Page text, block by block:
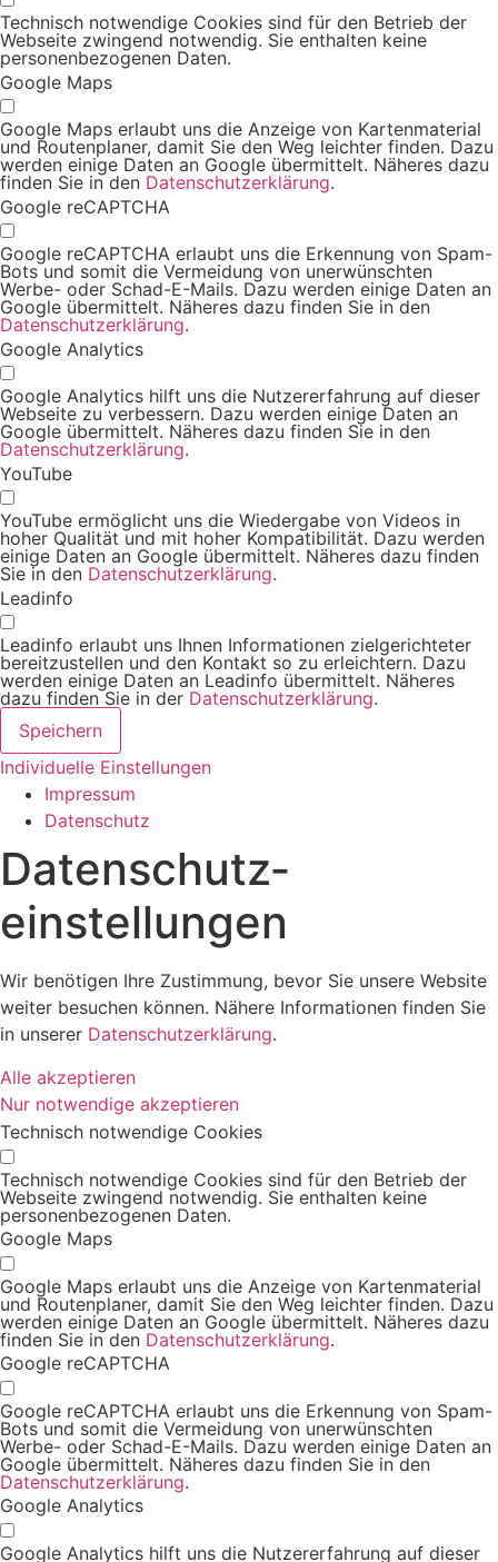
Technisch notwendige Cookies sind für den Betrieb der
Webseite zwingend notwendig. Sie enthalten keine
personenbezogenen Daten.
Google Maps
Google Maps erlaubt uns die Anzeige von Kartenmaterial
und Routenplaner, damit Sie den Weg leichter finden. Dazu
werden einige Daten an Google übermittelt. Näheres dazu
finden Sie in den Datenschutzerklärung.
Google reCAPTCHA
Google reCAPTCHA erlaubt uns die Erkennung von Spam-
Bots und somit die Vermeidung von unerwünschten
Werbe- oder Schad-E-Mails. Dazu werden einige Daten an
Google übermittelt. Näheres dazu finden Sie in den
Datenschutzerklärung.
Google Analytics
Google Analytics hilft uns die Nutzererfahrung auf dieser
Webseite zu verbessern. Dazu werden einige Daten an
Google übermittelt. Näheres dazu finden Sie in den
Datenschutzerklärung.
YouTube
YouTube ermöglicht uns die Wiedergabe von Videos in
hoher Qualität und mit hoher Kompatibilität. Dazu werden
einige Daten an Google übermittelt. Näheres dazu finden
Sie in den Datenschutzerklärung.
Leadinfo
Leadinfo erlaubt uns Ihnen Informationen zielgerichteter
bereitzustellen und den Kontakt so zu erleichtern. Dazu
werden einige Daten an Leadinfo übermittelt. Näheres
dazu finden Sie in der Datenschutzerklärung.
Speichern
Individuelle Einstellungen
Impressum
Datenschutz
Datenschutz­
einstellungen
Wir benötigen Ihre Zustimmung, bevor Sie unsere Website
weiter besuchen können. Nähere Informationen finden Sie
in unserer Datenschutzerklärung.
Alle akzeptieren
Nur notwendige akzeptieren
Technisch notwendige Cookies
Technisch notwendige Cookies sind für den Betrieb der
Webseite zwingend notwendig. Sie enthalten keine
personenbezogenen Daten.
Google Maps
Google Maps erlaubt uns die Anzeige von Kartenmaterial
und Routenplaner, damit Sie den Weg leichter finden. Dazu
werden einige Daten an Google übermittelt. Näheres dazu
finden Sie in den Datenschutzerklärung.
Google reCAPTCHA
Google reCAPTCHA erlaubt uns die Erkennung von Spam-
Bots und somit die Vermeidung von unerwünschten
Werbe- oder Schad-E-Mails. Dazu werden einige Daten an
Google übermittelt. Näheres dazu finden Sie in den
Datenschutzerklärung.
Google Analytics
Google Analytics hilft uns die Nutzererfahrung auf dieser